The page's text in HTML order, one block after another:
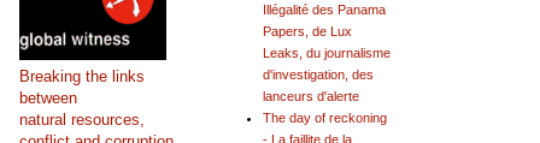
Illégalité des Panama
Papers, de Lux
Leaks, du journalisme
d'investigation, des
lanceurs d'alerte
The day of reckoning
- La faillite de la
Breaking the links
between
natural resources,